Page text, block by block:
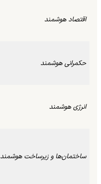
اقتصاد هوشمند
حکمرانی هوشمند
انرژی هوشمند
ساختمان‌ها و زیرساخت هوشمند